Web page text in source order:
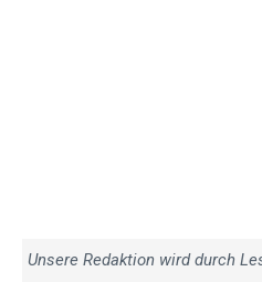
Unsere Redaktion wird durch